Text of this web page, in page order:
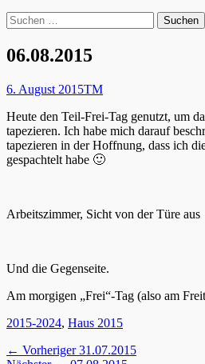
Suchen
Suche
nach:
06.08.2015
Posted
6. August 2015Autor
TM
Heute den Teil-Frei-Tag genutzt, um
tapezieren. Ich habe mich darauf
tapezieren in der Hoffnung, dass ich
gespachtelt habe 🙂
Arbeitszimmer, Sicht von der Türe aus
Und die Gegenseite.
Am morgigen „Frei“-Tag (also am
Kategorien
2015-2024, Haus 2015
Beitragsnavigation
← Vorheriger Vorheriger
31.07.2015